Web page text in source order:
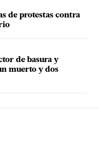
de protestas contra
de basura y
muerto y dos